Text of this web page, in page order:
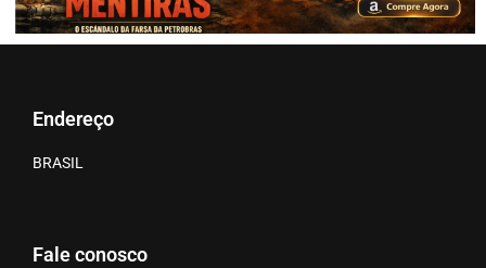
Endereço
BRASIL
Fale conosco